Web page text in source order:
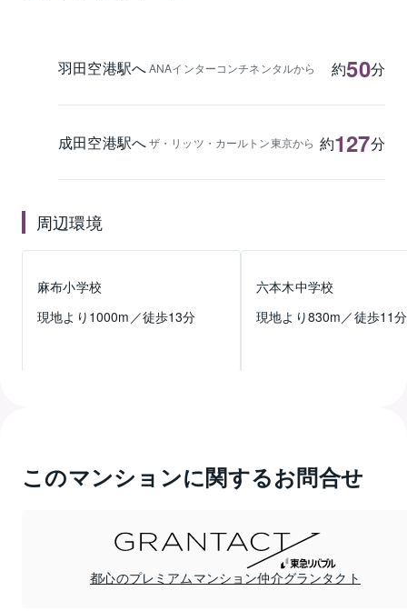
羽田空港駅へANAインターコンチネンタルから 約50分
成田空港駅へザ・リッツ・カールトン東京から 約127分
周辺環境
麻布小学校
現地より 1000m／徒歩13分
六本木中学校
現地より830m／徒歩11分
このマンションに関するお問合せ
都心のプレミアムマンション仲介グランタクト